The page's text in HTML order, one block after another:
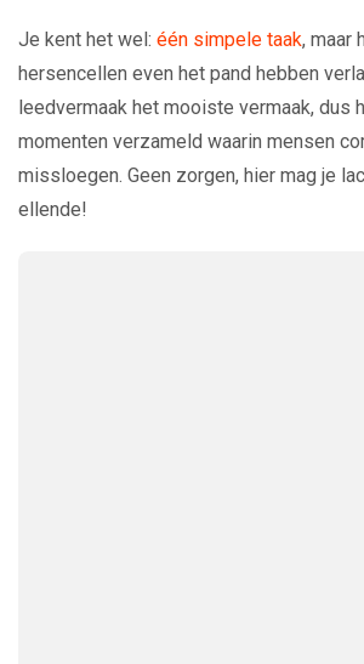
Je kent het wel: één simpele taak, maar
hersencellen even het pand hebben
leedvermaak het mooiste vermaak, dus
momenten verzameld waarin mensen
missloegen. Geen zorgen, hier mag je
ellende!